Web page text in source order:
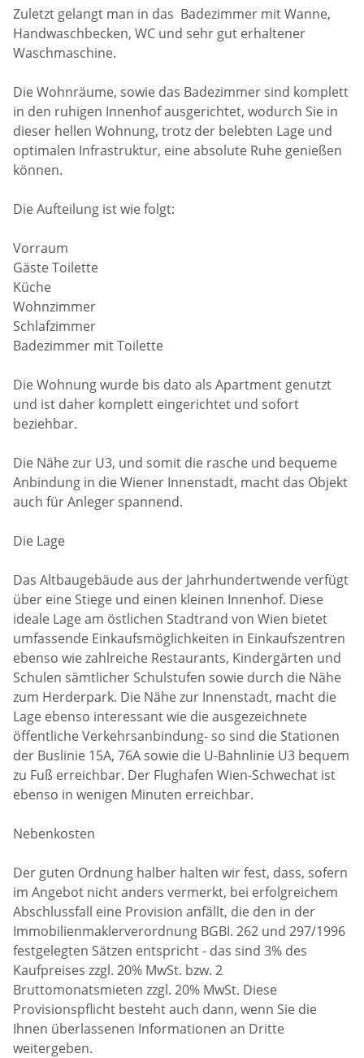
Zuletzt gelangt man in das Badezimmer mit Wanne,
Handwaschbecken, WC und sehr gut erhaltener
Waschmaschine.
Die Wohnräume, sowie das Badezimmer sind komplett
in den ruhigen Innenhof ausgerichtet, wodurch Sie in
dieser hellen Wohnung, trotz der belebten Lage und
optimalen Infrastruktur, eine absolute Ruhe genießen
können.
Die Aufteilung ist wie folgt:
Vorraum
Gäste Toilette
Küche
Wohnzimmer
Schlafzimmer
Badezimmer mit Toilette
Die Wohnung wurde bis dato als Apartment genutzt
und ist daher komplett eingerichtet und sofort
beziehbar.
Die Nähe zur U3, und somit die rasche und bequeme
Anbindung in die Wiener Innenstadt, macht das Objekt
auch für Anleger spannend.
Die Lage
Das Altbaugebäude aus der Jahrhundertwende verfügt
über eine Stiege und einen kleinen Innenhof. Diese
ideale Lage am östlichen Stadtrand von Wien bietet
umfassende Einkaufsmöglichkeiten in Einkaufszentren
ebenso wie zahlreiche Restaurants, Kindergärten und
Schulen sämtlicher Schulstufen sowie durch die Nähe
zum Herderpark. Die Nähe zur Innenstadt, macht die
Lage ebenso interessant wie die ausgezeichnete
öffentliche Verkehrsanbindung- so sind die Stationen
der Buslinie 15A, 76A sowie die U-Bahnlinie U3 bequem
zu Fuß erreichbar. Der Flughafen Wien-Schwechat ist
ebenso in wenigen Minuten erreichbar.
Nebenkosten
Der guten Ordnung halber halten wir fest, dass, sofern
im Angebot nicht anders vermerkt, bei erfolgreichem
Abschlussfall eine Provision anfällt, die den in der
Immobilienmaklerverordnung BGBI. 262 und 297/1996
festgelegten Sätzen entspricht - das sind 3% des
Kaufpreises zzgl. 20% MwSt. bzw. 2
Bruttomonatsmieten zzgl. 20% MwSt. Diese
Provisionspflicht besteht auch dann, wenn Sie die
Ihnen überlassenen Informationen an Dritte
weitergeben.